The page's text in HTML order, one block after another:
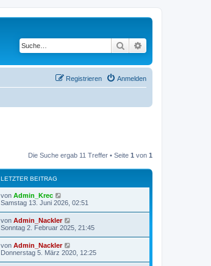
Suche
Anmelden
Registrieren
Die Suche ergab 11 Treffer • Seite 1 von 1
LETZTER BEITRAG
von Admin_Krec
Samstag 13. Juni 2026, 02:51
von Admin_Nackler
Sonntag 2. Februar 2025, 21:45
von Admin_Nackler
Donnerstag 5. März 2020, 12:25